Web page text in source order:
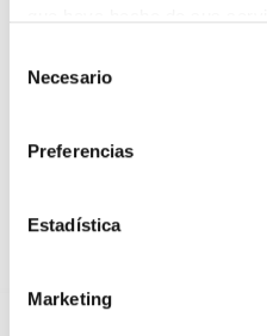
Necesario
Preferencias
Estadística
Marketing
22/07/2026
DEL CASCO Y DEL
EL AUMENTO DE PRIMAS
CONDICIONES DE LOS
MUTUALISTAS
EL COLEGIO DE MÉDICOS
URGENTES ANTE LA